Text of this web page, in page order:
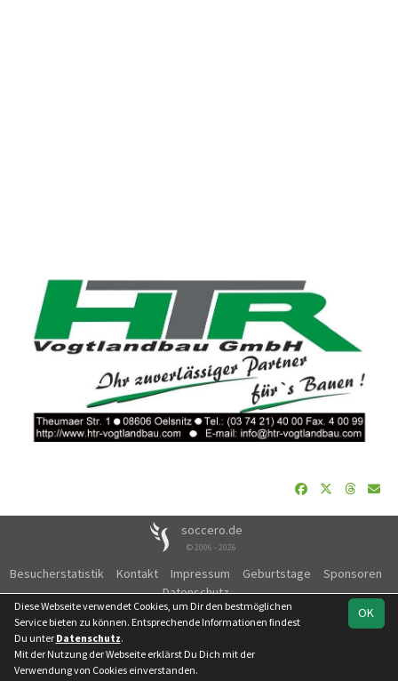
Team
1. Kreisklasse /
Staffel 1
Spielplan
soccero.de
© 2006 - 2026
Besucherstatistik Kontakt Impressum Geburtstage
Sponsoren
Datenschutz
OK
Diese Webseite verwendet Cookies, um Dir den bestmöglichen
Service bieten zu können. Entsprechende Informationen findest
Du unter Datenschutz.
Mit der Nutzung der Webseite erklärst Du Dich mit der
Verwendung von Cookies einverstanden.